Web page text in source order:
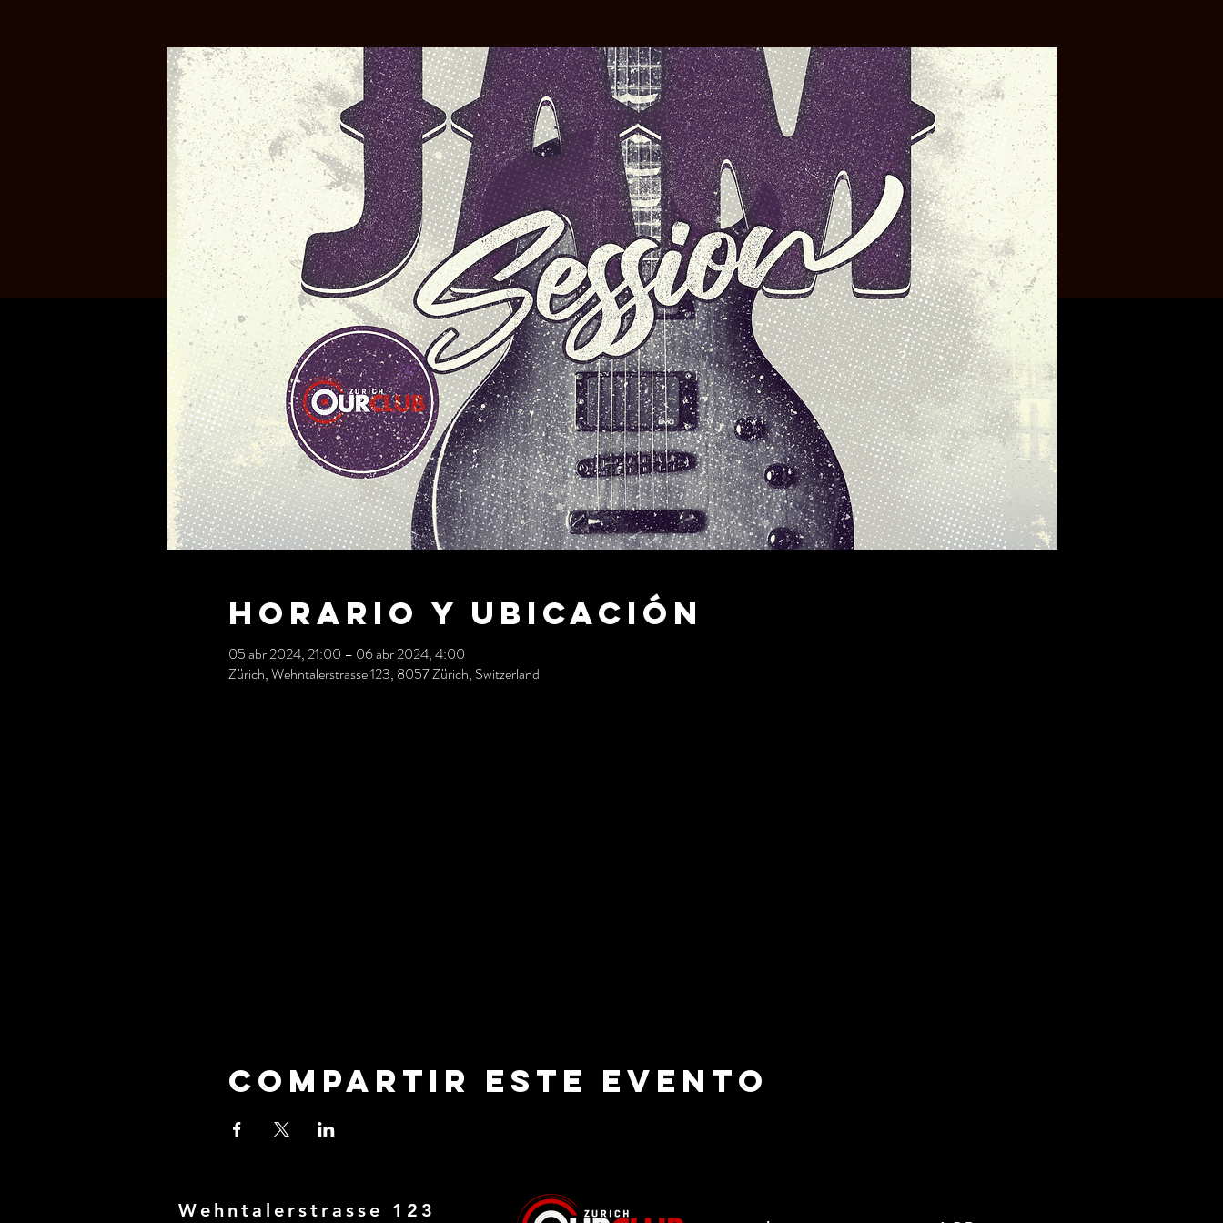
Horario y ubicación
05 abr 2024, 21:00 – 06 abr 2024, 4:00
Zürich, Wehntalerstrasse 123, 8057 Zürich, Switzerland
Compartir este evento
Wehntalerstrasse 123